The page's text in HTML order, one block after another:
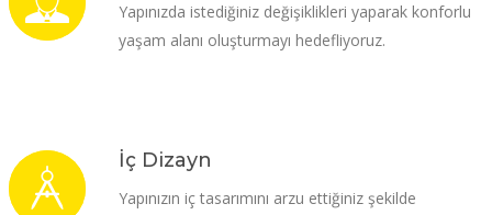
Yapınızda istediğiniz değişiklikleri yaparak konforlu
yaşam alanı oluşturmayı hedefliyoruz.
İç Dizayn
Yapınızın iç tasarımını arzu ettiğiniz şekilde